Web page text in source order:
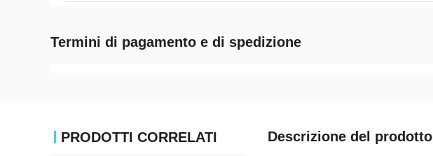
Termini di pagamento e di spedizione
PRODOTTI CORRELATI Descrizione del prodotto